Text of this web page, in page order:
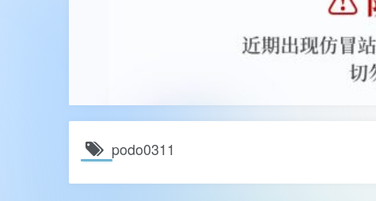
正版宣告: 警惕盜版網站冒充 Jinricp.net [20260605更新]
podo0311